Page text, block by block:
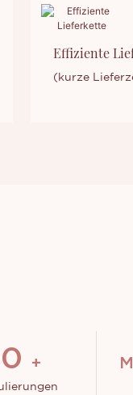
Effiziente
(kurze
0 +